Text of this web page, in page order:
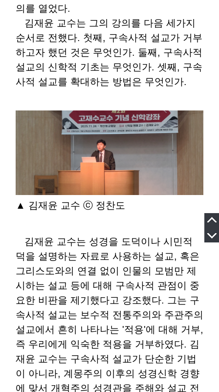
의를 열었다.
김재윤 교수는 그의 강의를 다음 세가지
순서로 전했다. 첫째, 구속사적 설교가 거부
하고자 했던 것은 무엇인가. 둘째, 구속사적
설교의 신학적 기초는 무엇인가. 셋째, 구속
사적 설교를 확대하는 방법은 무엇인가.
▲ 김재윤 교수 ⓒ 정찬도
김재윤 교수는 성경을 도덕이나 시민적
덕을 설명하는 자료로 사용하는 설교, 혹은
그리스도와의 연결 없이 인물의 모범만 제
시하는 설교 등에 대해 구속사적 관점이 중
요한 비판을 제기했다고 강조했다. 그는 구
속사적 설교는 보수적 전통주의와 주관주의
설교에서 흔히 나타나는 '적용'에 대해 거부,
즉 우리에게 익숙한 적용을 거부하였다. 김
재윤 교수는 구속사적 설교가 단순한 기법
이 아니라, 계몽주의 이후의 성경신학 경향
에 맞서 개혁주의 성경관을 주해와 설교 전